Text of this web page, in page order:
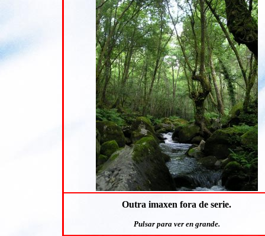
Outra imaxen fora de serie.
Pulsar para ver en grande.